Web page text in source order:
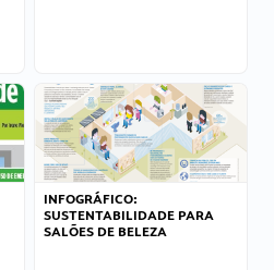
INFOGRÁFICO:
SUSTENTABILIDADE PARA
SALÕES DE BELEZA